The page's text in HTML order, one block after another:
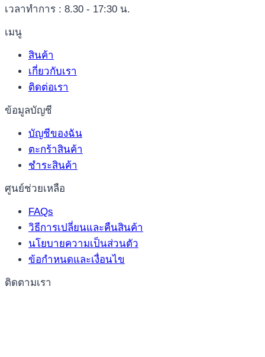
เวลาทำการ : 8.30 - 17:30 น.
เมนู
สินค้า
เกี่ยวกับเรา
ติดต่อเรา
ข้อมูลบัญชี
บัญชีของฉัน
ตะกร้าสินค้า
ชำระสินค้า
ศูนย์ช่วยเหลือ
FAQs
วิธีการเปลี่ยนและคืนสินค้า
นโยบายความเป็นส่วนตัว
ข้อกำหนดและเงื่อนไข
ติดตามเรา